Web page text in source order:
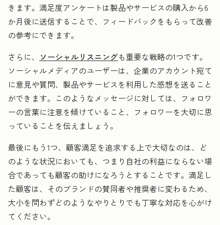
きます。満足度アンケートは製品やサービスの購入から6
か月後に送信することで、フィードバックをもらって改善
の参考にできます。
さらに、 ソーシャルリスニングも重要な戦略の1つです。
ソーシャルメディアのユーザーは、企業のアカウント宛て
に意見や質問、製品やサービスを利用した感想を送ること
ができます。このようなメッセージに対しては、フォロワ
ーの言葉に注意を傾けていること、フォロワーを大切に思
っていることを伝えましょう。
最後にもう1つ、顧客満足を追求する上で大切なのは、ど
のような状況においても、つまり自社の利益にならない場
合であっても顧客の助けになろうとすることです。満足し
た顧客は、そのブランドの賛同者や推奨者に変わるため、
大小を問わずどのようなやりとりでも丁寧な対応を心がけ
てください。